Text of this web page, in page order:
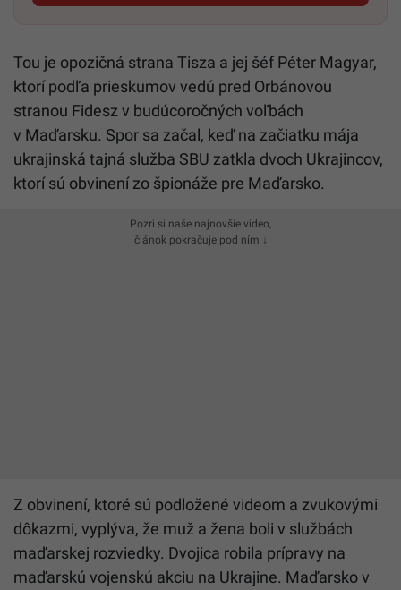
Tou je opozičná strana Tisza a jej šéf Péter Magyar,
ktorí podľa prieskumov vedú pred Orbánovou
stranou Fidesz v budúcoročných voľbách
v Maďarsku. Spor sa začal, keď na začiatku mája
ukrajinská tajná služba SBU zatkla dvoch Ukrajincov,
ktorí sú obvinení zo špionáže pre Maďarsko.
Pozri si naše najnovšie video,
článok pokračuje pod ním ↓
Z obvinení, ktoré sú podložené videom a zvukovými
dôkazmi, vyplýva, že muž a žena boli v službách
maďarskej rozviedky. Dvojica robila prípravy na
maďarskú vojenskú akciu na Ukrajine. Maďarsko v